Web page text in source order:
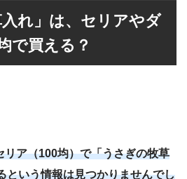
入れ」は、セリアやダ
で買える？
リア（100均）で「うさぎの牧草
という情報は見つかりませんでし